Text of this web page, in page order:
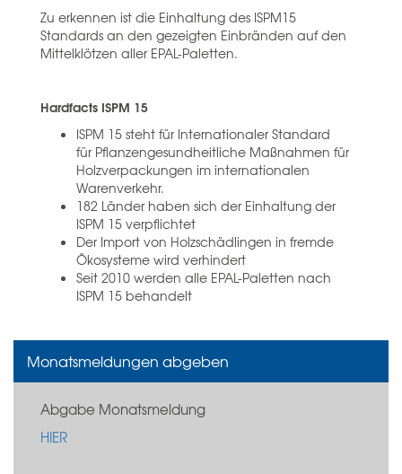
Zu erkennen ist die Einhaltung des ISPM15
Standards an den gezeigten Einbränden auf den
Mittelklötzen aller EPAL-Paletten.
Hardfacts ISPM 15
ISPM 15 steht für Internationaler Standard
für Pflanzengesundheitliche Maßnahmen für
Holzverpackungen im internationalen
Warenverkehr.
182 Länder haben sich der Einhaltung der
ISPM 15 verpflichtet
Der Import von Holzschädlingen in fremde
Ökosysteme wird verhindert
Seit 2010 werden alle EPAL-Paletten nach
ISPM 15 behandelt
Monatsmeldungen abgeben
Abgabe Monatsmeldung
HIER